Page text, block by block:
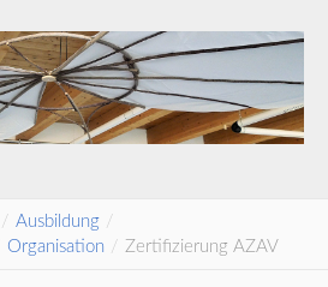
/ Ausbildung /
Organisation / Zertifizierung AZAV